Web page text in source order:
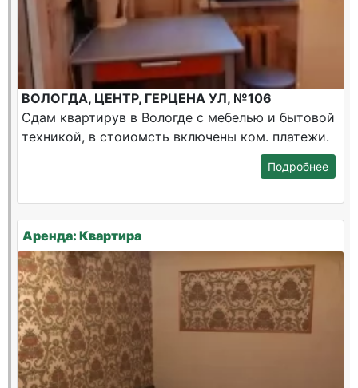
ВОЛОГДА, ЦЕНТР, ГЕРЦЕНА УЛ, №106
Сдам квартирув в Вологде с мебелью и бытовой
техникой, в стоиомсть включены ком. платежи.
Подробнее
Аренда: Квартира